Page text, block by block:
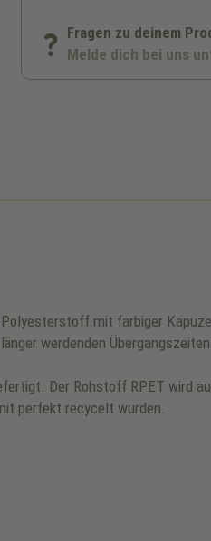
Fragen zu deinem
Melde dich bei uns
mit farbiger
werdenden
Der Rohstoff RPET wird
perfekt recycelt wurden.